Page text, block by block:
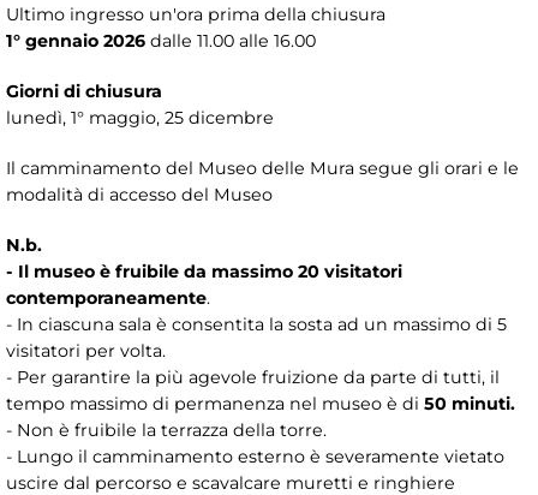
Ultimo ingresso un'ora prima della chiusura
1° gennaio 2026 dalle 11.00 alle 16.00
Giorni di chiusura
lunedì, 1° maggio, 25 dicembre
Il camminamento del Museo delle Mura segue gli orari e le
modalità di accesso del Museo
N.b.
- Il museo è fruibile da massimo 20 visitatori
contemporaneamente.
- In ciascuna sala è consentita la sosta ad un massimo di 5
visitatori per volta.
- Per garantire la più agevole fruizione da parte di tutti, il
tempo massimo di permanenza nel museo è di 50 minuti.
- Non è fruibile la terrazza della torre.
- Lungo il camminamento esterno è severamente vietato
uscire dal percorso e scavalcare muretti e ringhiere